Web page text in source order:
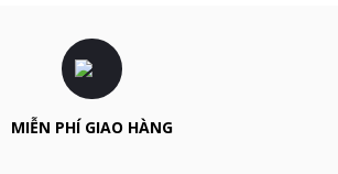
MIỄN PHÍ GIAO HÀNG